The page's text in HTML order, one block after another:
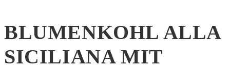
BLUMENKOHL ALLA
SICILIANA MIT